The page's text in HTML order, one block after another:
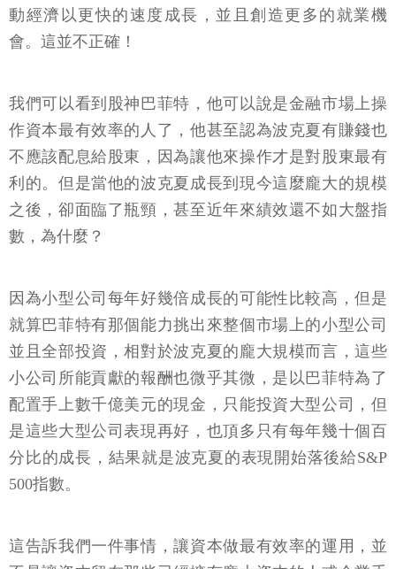
動經濟以更快的速度成長，並且創造更多的就業機
會。這並不正確！
我們可以看到股神巴菲特，他可以說是金融市場上操
作資本最有效率的人了，他甚至認為波克夏有賺錢也
不應該配息給股東，因為讓他來操作才是對股東最有
利的。但是當他的波克夏成長到現今這麼龐大的規模
之後，卻面臨了瓶頸，甚至近年來績效還不如大盤指
數，為什麼？
因為小型公司每年好幾倍成長的可能性比較高，但是
就算巴菲特有那個能力挑出來整個市場上的小型公司
並且全部投資，相對於波克夏的龐大規模而言，這些
小公司所能貢獻的報酬也微乎其微，是以巴菲特為了
配置手上數千億美元的現金，只能投資大型公司，但
是這些大型公司表現再好，也頂多只有每年幾十個百
分比的成長，結果就是波克夏的表現開始落後給S&P
500指數。
這告訴我們一件事情，讓資本做最有效率的運用，並